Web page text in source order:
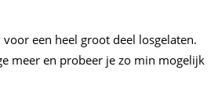
een heel groot deel losgelaten.
meer en probeer je zo min mogelijk